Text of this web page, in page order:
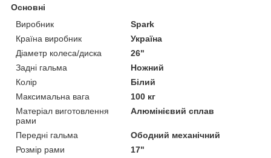
Основні
Виробник
Spark
Країна виробник
Україна
Діаметр колеса/диска
26"
Задні гальма
Ножний
Колір
Білий
Максимальна вага
100 кг
Матеріал виготовлення
рами
Алюмінієвий сплав
Передні гальма
Ободний механічний
Розмір рами
17"